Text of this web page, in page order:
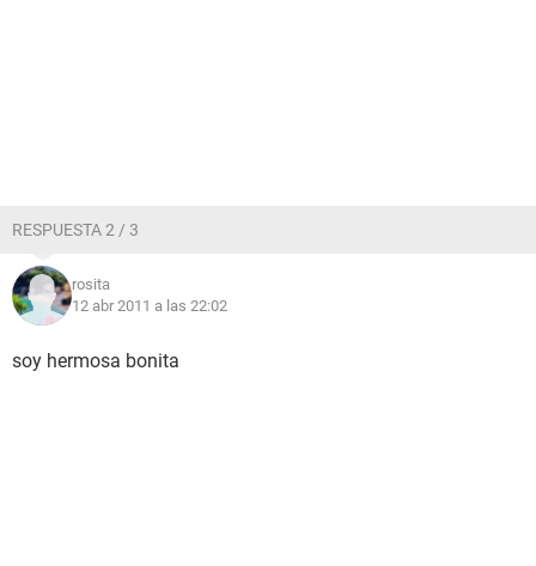
RESPUESTA 2 / 3
rosita
12 abr 2011 a las 22:02
soy hermosa bonita